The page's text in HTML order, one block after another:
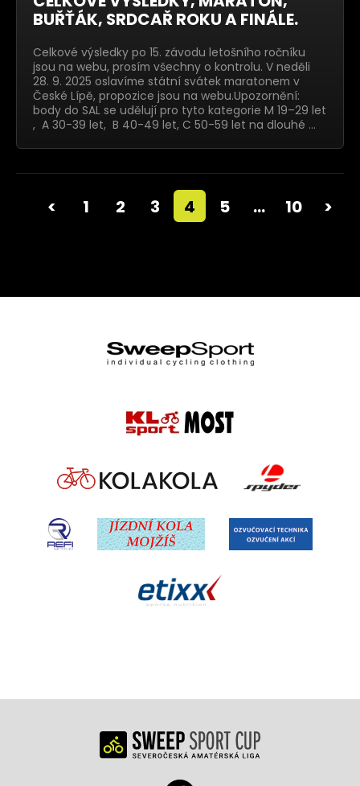
BUŘŤÁK, SRDCAŘ ROKU A FINÁLE.
Celkové výsledky po 15. závodu letošního ročníku
jsou na webu, prosím všechny o kontrolu. V neděli
28. 9. 2025 oslavíme státní svátek maratonem v
České Lípě, propozice jsou na webu.Upozornění:
body do SAL se udělují pro tyto kategorie M 19–29 let
, A 30-39 let, B 40-49 let, C 50-59 let na dlouhé …
< 1 2 3 4 5 … 10 >